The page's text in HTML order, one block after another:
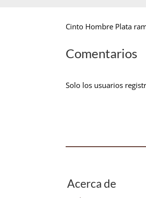
Cinto Hombre Plata
Comentarios
Solo los usuarios
Acerca de